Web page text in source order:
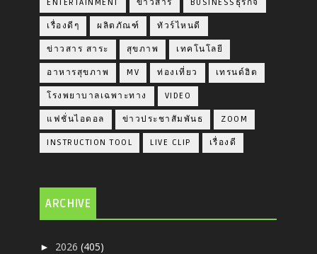
ENTERTAINMENT ข่าวสาร BUSINESSธุรกิจ
เรื่องดีๆ ผลิตภัณฑ์ ทัวร์ไหนดี
ข่าวสาร สาระ สุขภาพ เทคโนโลยี
อาหารสุขภาพ MV ท่องเที่ยว เทรนด์ฮิต
โรงพยาบาลเฉพาะทาง VIDEO
แฟชั่นไอดอล ข่าวประชาสัมพันธ ZOOM
INSTRUCTION TOOL LIVE CLIP เรื่องดี
ARCHIVE
► 2026(405)